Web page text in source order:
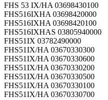
FHS 53 IX/HA 03698430100
FHS516IXHA 03698420000
FHS516IXHA 03698420100
FHS516IXHAS 03805940000
FHS51IX 03782490000
FHS51IX/HA 03670330300
FHS51IX/HA 03670330600
FHS51IX/HA 03670330200
FHS51IX/HA 03670330500
FHS51IX/HA 03670330100
FHS51IX/HA 03670330700